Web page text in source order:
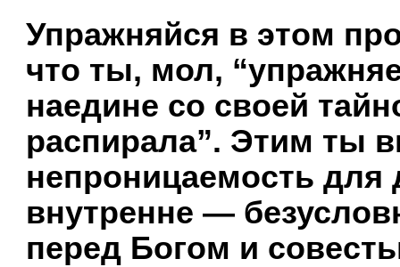
Упражняйся в этом
что ты, мол,
наедине со своей
распирала”. Этим ты
непроницаемость для
внутренне —
перед Богом и